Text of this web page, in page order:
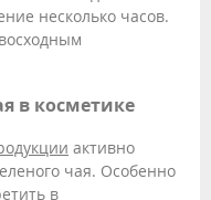
несколько часов.
в косметике
активно
чая. Особенно
в